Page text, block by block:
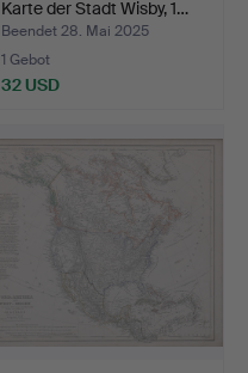
Karte der Stadt Wisby, 1…
Beendet 28. Mai 2025
1 Gebot
32 USD